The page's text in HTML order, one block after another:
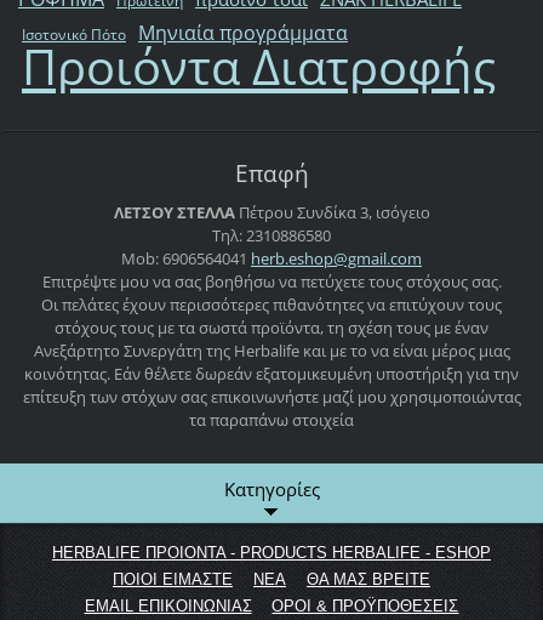
Ισοτονικό Πότο Μηνιαία προγράμματα
Προιόντα Διατροφής
Επαφή
ΛΕΤΣΟΥ ΣΤΕΛΛΑ Πέτρου Συνδίκα 3, ισόγειο
Τηλ: 2310886580
Mob: 6906564041 herb.eshop@gmail.com
Επιτρέψτε μου να σας βοηθήσω να πετύχετε τους στόχους σας.
Οι πελάτες έχουν περισσότερες πιθανότητες να επιτύχουν τους
στόχους τους με τα σωστά προϊόντα, τη σχέση τους με έναν
Ανεξάρτητο Συνεργάτη της Herbalife και με το να είναι μέρος μιας
κοινότητας. Εάν θέλετε δωρεάν εξατομικευμένη υποστήριξη για την
επίτευξη των στόχων σας επικοινωνήστε μαζί μου χρησιμοποιώντας
τα παραπάνω στοιχεία
Κατηγορίες
HERBALIFE ΠΡΟΙΟΝΤΑ - PRODUCTS HERBALIFE - ESHOP
ΠΟΙΟΙ ΕΙΜΑΣΤΕ
ΝΕΑ
ΘΑ ΜΑΣ ΒΡΕΙΤΕ
EMAIL ΕΠΙΚΟΙΝΩΝΙΑΣ
ΟΡΟΙ & ΠΡΟΫΠΟΘΕΣΕΙΣ